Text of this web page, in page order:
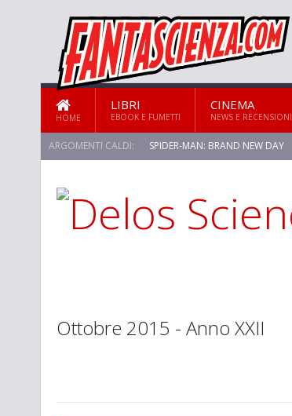
HOME
LIBRI
EBOOK E FUMETTI
CINEMA
NEWS E RECENSIONI
ARGOMENTI CALDI: SPIDER-MAN: BRAND NEW DAY
Ottobre 2015 - Anno XXII